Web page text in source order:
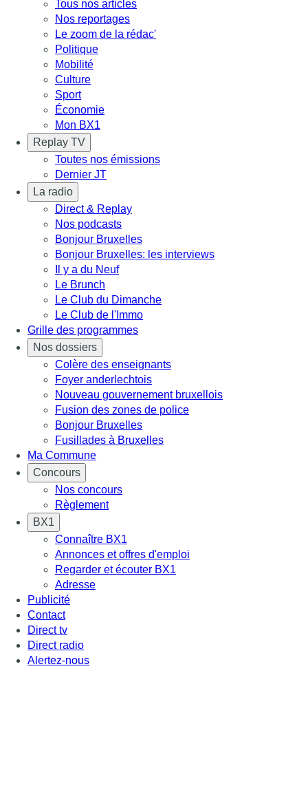
Tous nos articles
Nos reportages
Le zoom de la rédac'
Politique
Mobilité
Culture
Sport
Économie
Mon BX1
Replay TV
Toutes nos émissions
Dernier JT
La radio
Direct & Replay
Nos podcasts
Bonjour Bruxelles
Bonjour Bruxelles: les interviews
Il y a du Neuf
Le Brunch
Le Club du Dimanche
Le Club de l'Immo
Grille des programmes
Nos dossiers
Colère des enseignants
Foyer anderlechtois
Nouveau gouvernement bruxellois
Fusion des zones de police
Bonjour Bruxelles
Fusillades à Bruxelles
Ma Commune
Concours
Nos concours
Règlement
BX1
Connaître BX1
Annonces et offres d'emploi
Regarder et écouter BX1
Adresse
Publicité
Contact
Direct tv
Direct radio
Alertez-nous